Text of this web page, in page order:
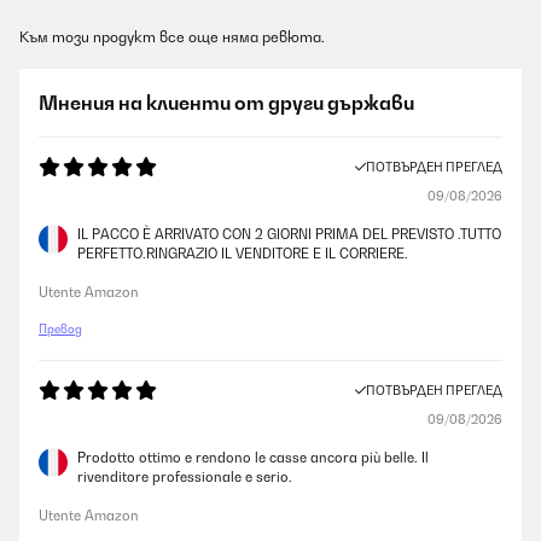
Към този продукт все още няма ревюта.
Мнения на клиенти от други държави
ПОТВЪРДЕН ПРЕГЛЕД
09/08/2026
IL PACCO È ARRIVATO CON 2 GIORNI PRIMA DEL PREVISTO .TUTTO
PERFETTO.RINGRAZIO IL VENDITORE E IL CORRIERE.
Utente Amazon
Превод
ПОТВЪРДЕН ПРЕГЛЕД
09/08/2026
Prodotto ottimo e rendono le casse ancora più belle. Il
rivenditore professionale e serio.
Utente Amazon